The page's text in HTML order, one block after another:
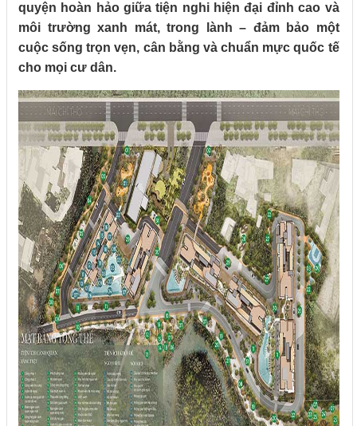
quyện hoàn hảo giữa tiện nghi hiện đại đỉnh cao và
môi trường xanh mát, trong lành – đảm bảo một
cuộc sống trọn vẹn, cân bằng và chuẩn mực quốc tế
cho mọi cư dân.